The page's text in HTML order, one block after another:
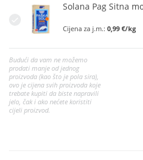
Solana Pag Sitna
Cijena za j.m.: 0,99 €/kg
Budući da vam ne možemo
prodati manje od jednog
proizvoda (kao što je pola sira),
ovo je cijena svih proizvoda koje
trebate kupiti da biste napravili
jelo, čak i ako nećete koristiti
cijeli proizvod.